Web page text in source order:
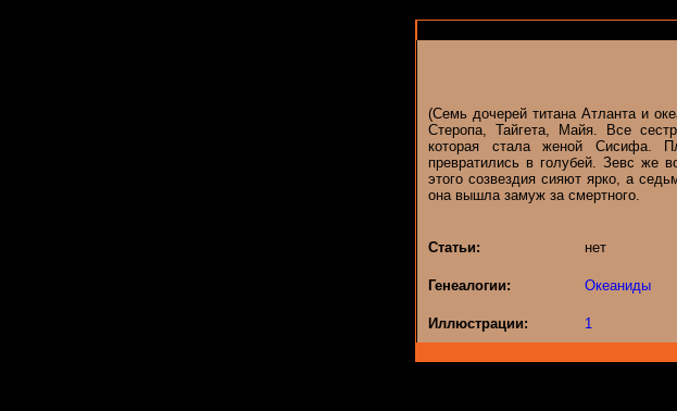
(Cемь дочерей титана Атланта и
Стеропа, Тайгета, Майя. Все
которая стала женой Сисифа.
превратились в голубей. Зевс же
этого созвездия сияют ярко, а
она вышла замуж за смертного.
Статьи: нет
Генеалогии: Океаниды
Иллюстрации: 1